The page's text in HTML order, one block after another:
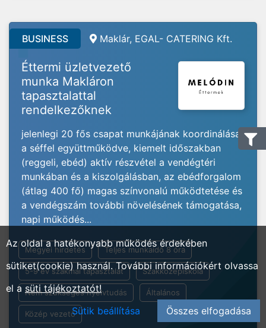
BUSINESS Maklár, EGAL- CATERING Kft.
Éttermi üzletvezető
munka Makláron
tapasztalattal
rendelkezőknek
jelenlegi 20 fős csapat munkájának koordinálása
a séffel együttműködve, kiemelt időszakban
(reggeli, ebéd) aktív részvétel a vendégtéri
munkában és a kiszolgálásban, az ebédforgalom
(átlag 400 fő) magas színvonalú működtetése és
a vendégszám további növelésének támogatása,
napi működés...
Megyei hirdetés Teljes munkaidő 8 óra
5-9 év szakmai tapasztalat Szakközépiskola
Nem szükséges nyelvtudás Általános
Közép vezető
Az oldal a hatékonyabb működés érdekében
sütiket(cookie) használ. További információkért olvassa
el a süti tájékoztatót!
Sütik beállítása
Összes elfogadása